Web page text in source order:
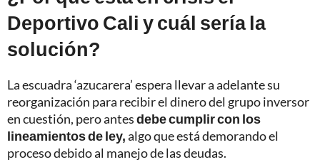
Deportivo Cali y cuál sería la
solución?
La escuadra ‘azucarera’ espera llevar a adelante su
reorganización para recibir el dinero del grupo inversor
en cuestión, pero antesdebe cumplir con los
lineamientos de ley,algo que está demorando el
proceso debido al manejo de las deudas.